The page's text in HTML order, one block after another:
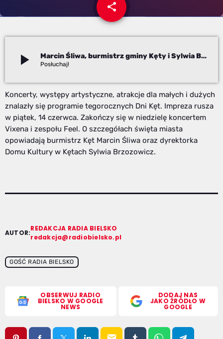
share
email
play_arrow Marcin Śliwa, burmistrz gminy Kęty i Sylwia Brzozowicz, dyrektorka DK
Koncerty, występy artystyczne, atrakcje dla małych i dużych
znalazły się programie tegorocznych Dni Kęt. Impreza rusza
w piątek, 14 czerwca. Zakończy się w niedzielę koncertem
Vixena i zespołu Feel. O szczegółach święta miasta
opowiadają burmistrz Kęt Marcin Śliwa oraz dyrektorka
Domu Kultury w Kętach Sylwia Brzozowicz.
AUTOR:
REDAKCJA RADIA BIELSKO
redakcja@radiobielsko.pl
GOŚĆ RADIA BIELSKO
OBSERWUJ RADIO
BIELSKO W GOOGLE
NEWS
DODAJ NAS
JAKO ŹRÓDŁO W
GOOGLE